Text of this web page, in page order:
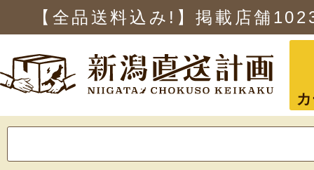
【全品送料込み!】掲載店舗
索: